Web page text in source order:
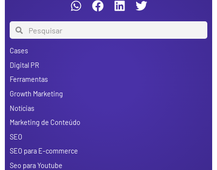
Cases
Digital PR
Ferramentas
Growth Marketing
Notícias
Marketing de Conteúdo
SEO
SEO para E-commerce
Seo para Youtube